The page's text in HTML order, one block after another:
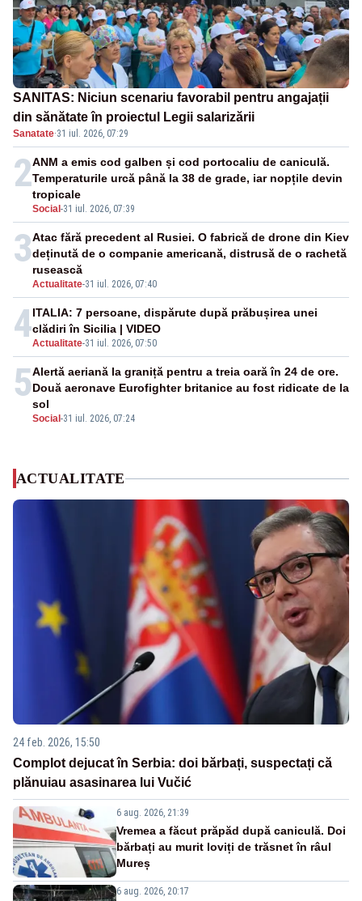
SANITAS: Niciun scenariu favorabil pentru angajații
din sănătate în proiectul Legii salarizării
Sanatate·31 iul. 2026, 07:29
2
Social -31 iul. 2026, 07:39
ANM a emis cod galben și cod portocaliu de caniculă.
Temperaturile urcă până la 38 de grade, iar nopțile devin
tropicale
3
Actualitate-31 iul. 2026, 07:40
Atac fără precedent al Rusiei. O fabrică de drone din Kiev
deținută de o companie americană, distrusă de o rachetă
rusească
4Actualitate-31 iul. 2026, 07:50
ITALIA: 7 persoane, dispărute după prăbușirea unei
clădiri în Sicilia | VIDEO
5
Social -31 iul. 2026, 07:24
Alertă aeriană la graniță pentru a treia oară în 24 de ore.
Două aeronave Eurofighter britanice au fost ridicate de la
sol
ACTUALITATE
24 feb. 2026, 15:50
Complot dejucat în Serbia: doi bărbați, suspectați că
plănuiau asasinarea lui Vučić
6 aug. 2026, 21:39
Vremea a făcut prăpăd după caniculă. Doi
bărbați au murit loviți de trăsnet în râul
Mureș
6 aug. 2026, 20:17